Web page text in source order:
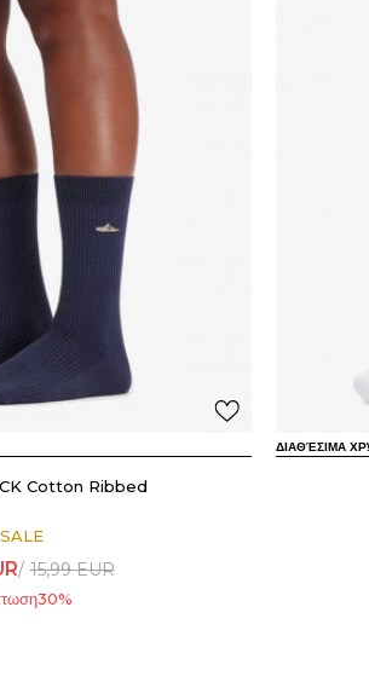
Cotton Ribbed
SALE
15,99EUR
30%
ΔΙΑΘΈΣΙΜΑ